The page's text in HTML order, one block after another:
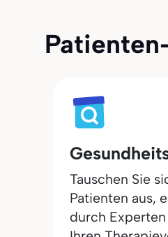
Tauschen Sie
Patienten aus,
durch